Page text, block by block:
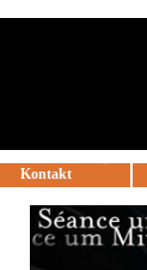
▼
Kontakt